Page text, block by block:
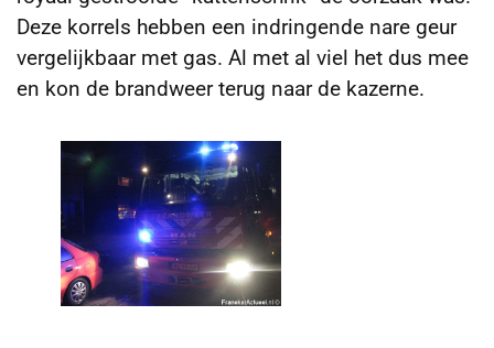
Deze korrels hebben een indringende nare geur
vergelijkbaar met gas. Al met al viel het dus mee
en kon de brandweer terug naar de kazerne.